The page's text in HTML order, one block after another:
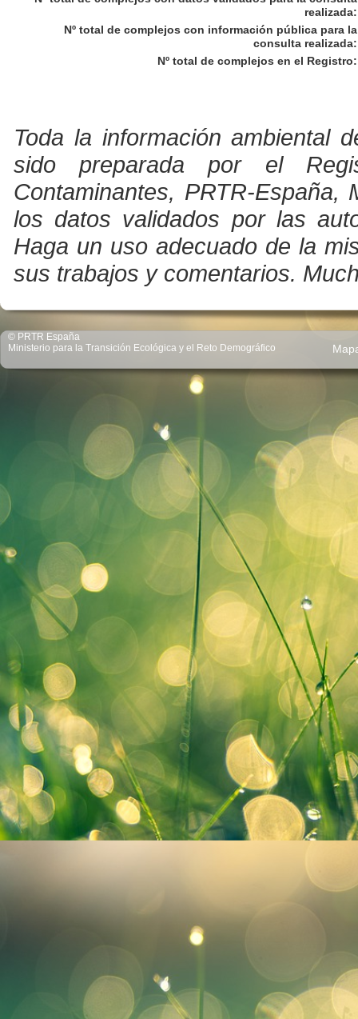
realizada:
Nº total de complejos con información pública para la
consulta realizada:
Nº total de complejos en el Registro:
Toda la información ambiental
sido preparada por el
Contaminantes, PRTR-España,
los datos validados por las
Haga un uso adecuado de la
sus trabajos y comentarios.
© PRTR España
Ministerio para la Transición Ecológica y el Reto Demográfico